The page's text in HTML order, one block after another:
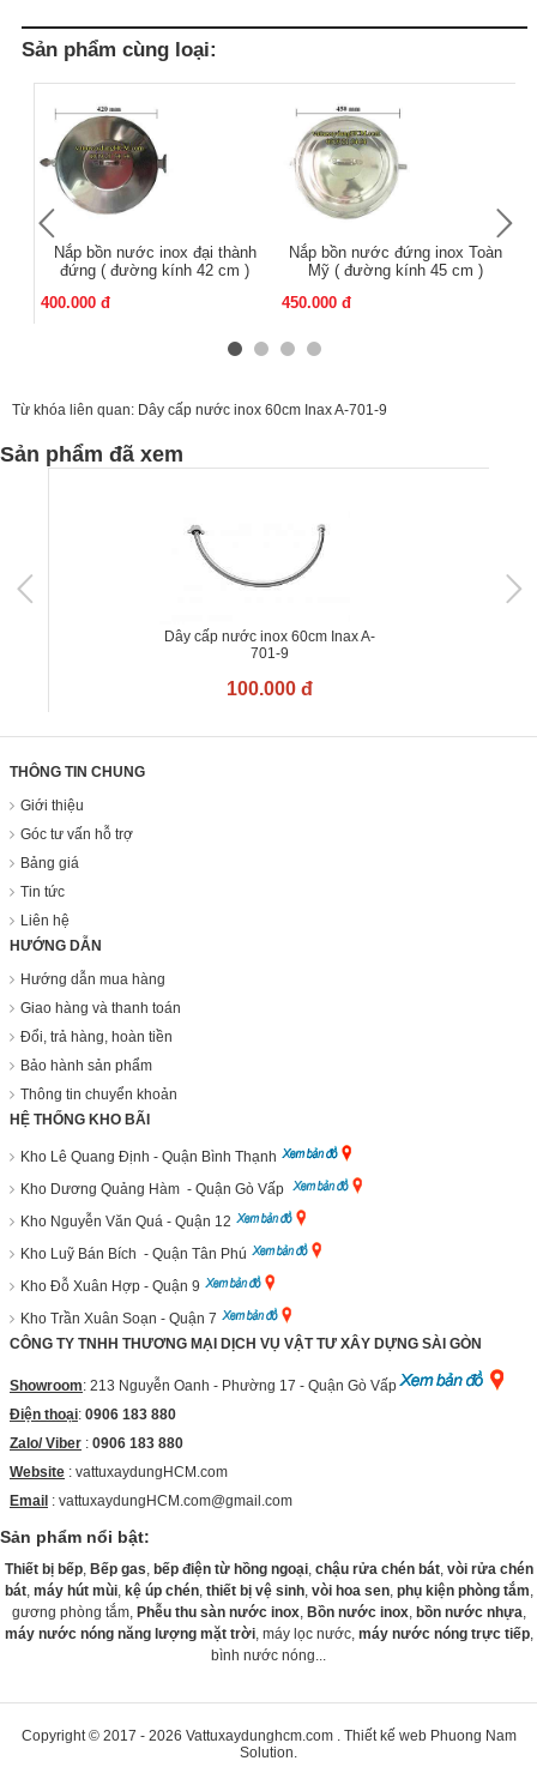
Sản phẩm cùng loại:
Nắp bồn nước inox đại thành
đứng ( đường kính 42 cm )
400.000 đ
Nắp bồn nước đứng inox Toàn
Mỹ ( đường kính 45 cm )
450.000 đ
Từ khóa liên quan: Dây cấp nước inox 60cm Inax A-701-9
Sản phẩm đã xem
Dây cấp nước inox 60cm Inax A-
701-9
100.000 đ
THÔNG TIN CHUNG
Giới thiệu
Góc tư vấn hỗ trợ
Bảng giá
Tin tức
Liên hệ
HƯỚNG DẪN
Hướng dẫn mua hàng
Giao hàng và thanh toán
Đổi, trả hàng, hoàn tiền
Bảo hành sản phẩm
Thông tin chuyển khoản
HỆ THỐNG KHO BÃI
Kho Lê Quang Định - Quận Bình Thạnh
Kho Dương Quảng Hàm - Quận Gò Vấp
Kho Nguyễn Văn Quá - Quận 12
Kho Luỹ Bán Bích - Quận Tân Phú
Kho Đỗ Xuân Hợp - Quận 9
Kho Trần Xuân Soạn - Quận 7
CÔNG TY TNHH THƯƠNG MẠI DỊCH VỤ VẬT TƯ XÂY DỰNG SÀI GÒN
Showroom: 213 Nguyễn Oanh - Phường 17 - Quận Gò Vấp
Điện thoại: 0906 183 880
Zalo/ Viber : 0906 183 880
Website : vattuxaydungHCM.com
Email : vattuxaydungHCM.com@gmail.com
Sản phẩm nổi bật:
Thiết bị bếp, Bếp gas, bếp điện từ hồng ngoại, chậu rửa chén bát, vòi rửa chén
bát, máy hút mùi, kệ úp chén, thiết bị vệ sinh, vòi hoa sen, phụ kiện phòng tắm,
gương phòng tắm, Phễu thu sàn nước inox, Bồn nước inox, bồn nước nhựa,
máy nước nóng năng lượng mặt trời, máy lọc nước, máy nước nóng trực tiếp,
bình nước nóng...
Copyright © 2017 - 2026 Vattuxaydunghcm.com. Thiết kế web Phuong Nam
Solution.